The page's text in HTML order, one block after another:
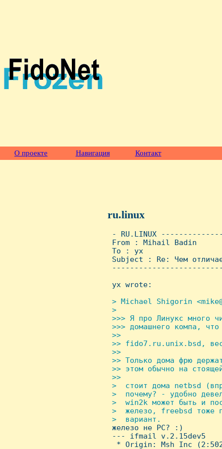
О проекте Навигация Контакт
ru.linux
- RU.LINUX
From : Mihail Badin
To : yx
Subject : Re: Чем
yx wrote:
> Michael Shigorin
>
>>> Я про Линукс много
>>> домашнего компа,
>>
>> fido7.ru.unix.bsd,
>>
>> Только дома фрю
>> этом обычно на
>>
>  стоит дома netbsd
>  почему? - удобно
>  win2k может быть и
>  железо, freebsd тоже
>  вариант.
железо не PC? :)
--- ifmail v.2.15dev5
* Origin: Msh Inc